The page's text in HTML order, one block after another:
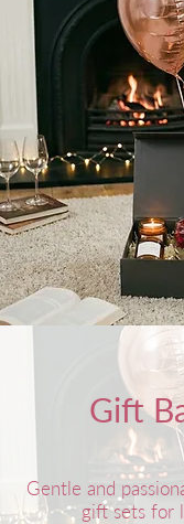
Gift
Gentle and
gift sets for